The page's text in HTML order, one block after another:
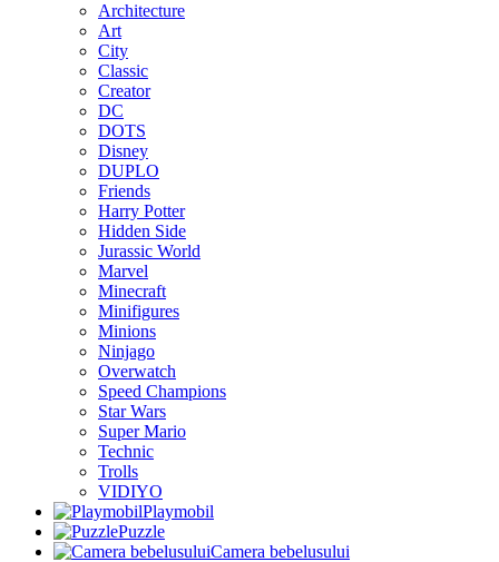
Architecture
Art
City
Classic
Creator
DC
DOTS
Disney
DUPLO
Friends
Harry Potter
Hidden Side
Jurassic World
Marvel
Minecraft
Minifigures
Minions
Ninjago
Overwatch
Speed Champions
Star Wars
Super Mario
Technic
Trolls
VIDIYO
Playmobil
Puzzle
Camera bebelusului